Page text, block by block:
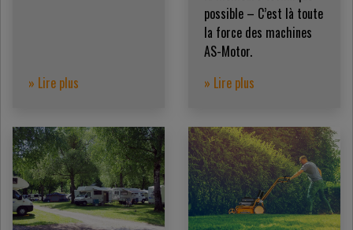
» Lire plus
possible – C’est là toute
la force des machines
AS-Motor.
» Lire plus